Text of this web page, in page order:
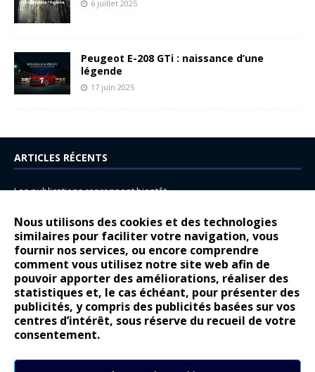
Nous utilisons des cookies et des technologies
similaires pour faciliter votre navigation, vous
fournir nos services, ou encore comprendre
comment vous utilisez notre site web afin de
pouvoir apporter des améliorations, réaliser des
statistiques et, le cas échéant, pour présenter des
publicités, y compris des publicités basées sur vos
centres d’intérêt, sous réserve du recueil de votre
consentement.
6 juillet 2025
Peugeot E-208 GTi : naissance d’une
légende
17 juin 2025
ARTICLES RÉCENTS
Les publications reprennent bientôt…
14 juillet : nouveau film de marque pour Citroën
Renault Espace : voyage, voyage…
Peugeot E-208 GTi : naissance d’une légende
COMMENTAIRES RÉCENTS
Bernard Dardartdans
Gilly